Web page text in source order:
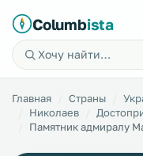
Columbista
Главная Страны
Николаев
Памятник адмиралу